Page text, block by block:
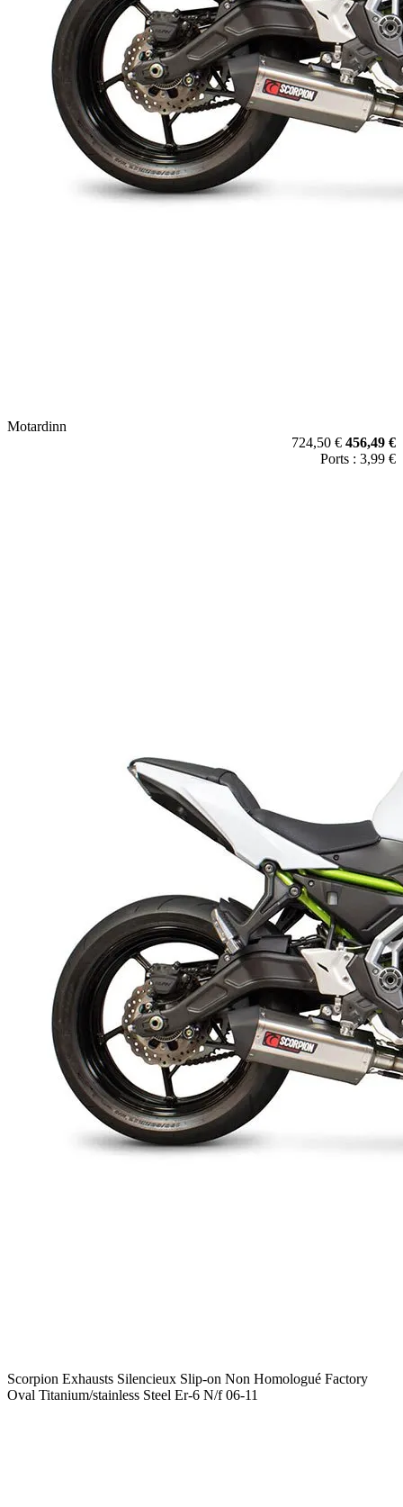
Motardinn
724,50 € 456,49 €
Ports : 3,99 €
Scorpion Exhausts Silencieux Slip-on Non Homologué Factory
Oval Titanium/stainless Steel Er-6 N/f 06-11